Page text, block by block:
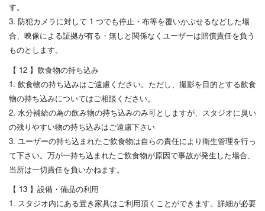
す。
3. 防犯カメラに対して 1 つでも停止・布等を覆いかぶせるなどした場
合、映像による証拠が有る・無しと関係なくユーザーは賠償責任を負う
ものとします。
【 12 】飲食物の持ち込み
1. 飲食物の持ち込みはご遠慮ください。ただし、撮影を目的とする飲食
物の持ち込みについてはご相談ください。
2. 水分補給の為の飲み物の持ち込みのみ可としますが、スタジオに臭い
の残りやすい物の持ち込みはご遠慮下さい
3. ユーザーの持ち込まれたご飲食物は自らの責任により衛生管理を行っ
て下さい。万が一持ち込まれたご飲食物が原因で事故が発生した場合、
当所は一切責任を負いかねます。
【 13 】設備・備品の利用
1. スタジオ内にある置き家具はご利用頂くことができます。詳細が必要